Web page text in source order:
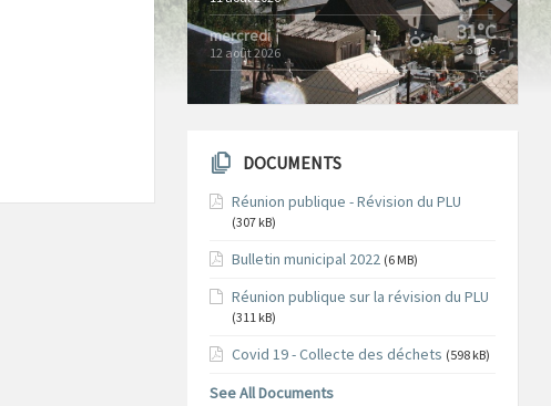
mercredi
12 août 2026
31°C
3m/s
DOCUMENTS
Réunion publique - Révision du PLU
(307 kB)
Bulletin municipal 2022 (6 MB)
Réunion publique sur la révision du PLU
(311 kB)
Covid 19 - Collecte des déchets (598 kB)
See All Documents